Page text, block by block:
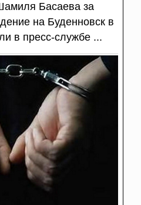
Басаева за
на Буденновск в
в пресс-службе ...